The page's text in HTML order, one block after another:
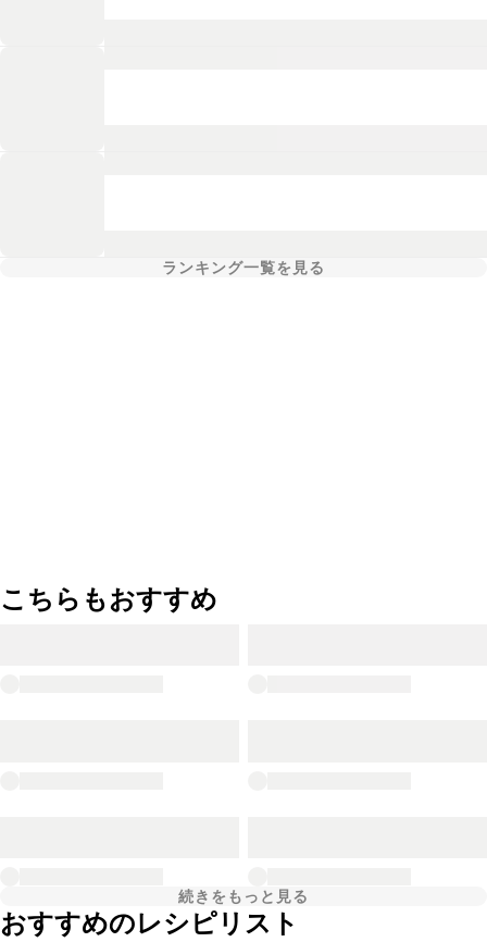
ランキング一覧を見る
こちらもおすすめ
続きをもっと見る
おすすめのレシピリスト